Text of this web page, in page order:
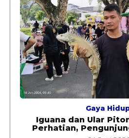
Gaya
Iguana dan Ular
Perhatian,